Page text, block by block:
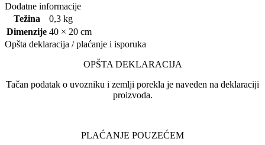
Dodatne informacije
Težina
0,3 kg
Dimenzije 40 × 20 cm
Opšta deklaracija / plaćanje i isporuka
OPŠTA DEKLARACIJA
Tačan podatak o uvozniku i zemlji porekla je naveden na deklaraciji
proizvoda.
PLAĆANJE POUZEĆEM